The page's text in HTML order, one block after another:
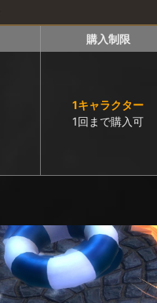
購入制限
1キャラクター
1回まで購入可